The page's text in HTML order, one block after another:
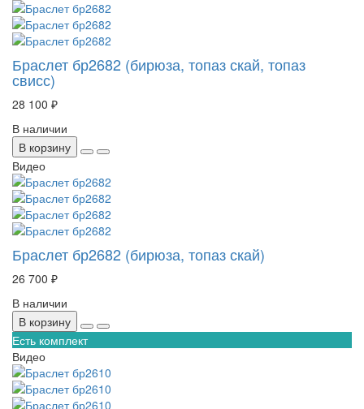
Браслет бр2682 (бирюза, топаз скай, топаз
свисс)
28 100 ₽
В наличии
В корзину
Видео
Браслет бр2682 (бирюза, топаз скай)
26 700 ₽
В наличии
В корзину
Есть комплект
Видео